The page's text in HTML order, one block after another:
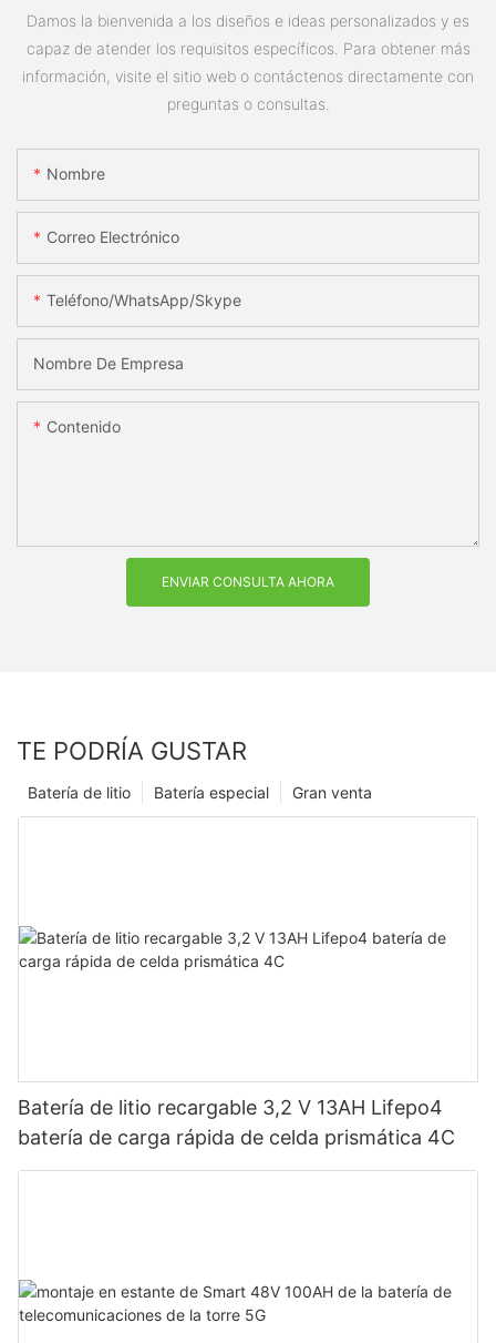
Damos la bienvenida a los diseños e ideas personalizados y es
capaz de atender los requisitos específicos. Para obtener más
información, visite el sitio web o contáctenos directamente con
preguntas o consultas.
Nombre
Correo Electrónico
Teléfono/WhatsApp/Skype
Nombre De Empresa
Contenido
ENVIAR CONSULTA AHORA
TE PODRÍA GUSTAR
Gran venta
Batería especial
Batería de litio
Batería de litio recargable 3,2 V 13AH Lifepo4
batería de carga rápida de celda prismática 4C